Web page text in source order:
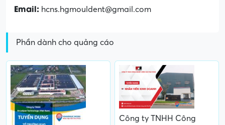
Email: hcns.hgmouldent@gmail.com
Phần dành cho quảng cáo
Công ty TNHH Công